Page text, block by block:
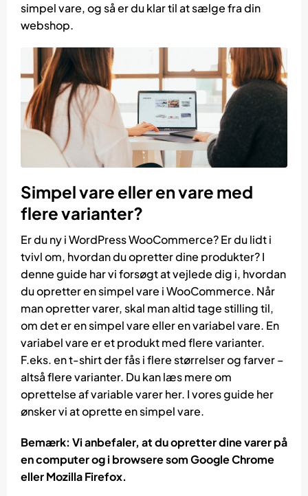
simpel vare, og så er du klar til at sælge fra din
webshop.
Simpel vare eller en vare med
flere varianter?
Er du ny i WordPress WooCommerce? Er du lidt i
tvivl om, hvordan du opretter dine produkter? I
denne guide har vi forsøgt at vejlede dig i, hvordan
du opretter en simpel vare i WooCommerce. Når
man opretter varer, skal man altid tage stilling til,
om det er en simpel vare eller en variabel vare. En
variabel vare er et produkt med flere varianter.
F.eks. en t-shirt der fås i flere størrelser og farver –
altså flere varianter. Du kan læs mere om
oprettelse af variable varer her. I vores guide her
ønsker vi at oprette en simpel vare.
Bemærk: Vi anbefaler, at du opretter dine varer på
en computer og i browsere som Google Chrome
eller Mozilla Firefox.